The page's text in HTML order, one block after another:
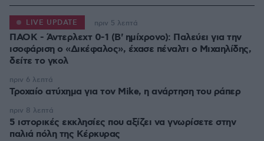
ΠΑΟΚ - Άντερλεχτ 0-1 (Β' ημίχρονο): Παλεύει για την
ισοφάριση ο «Δικέφαλος», έχασε πέναλτι ο Μιχαηλίδης,
LIVE UPDATE πριν 5 λεπτά
Τροχαίο ατύχημα για τον Mike, η ανάρτηση του ράπερ
πριν 6 λεπτά
5 ιστορικές εκκλησίες που αξίζει να γνωρίσετε στην
παλιά πόλη της Κέρκυρας
πριν 8 λεπτά